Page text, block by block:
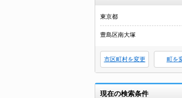
東京都
豊島区南大塚
市区町村を変更 町を
現在の検索条件